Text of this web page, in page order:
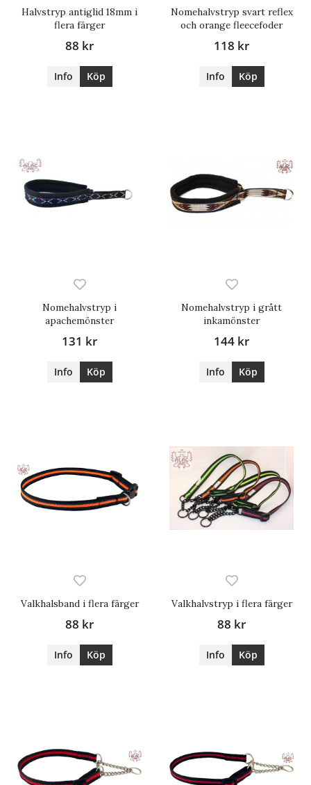
Halvstryp antiglid 18mm i
flera färger
88 kr
Info Köp
Nomehalvstryp svart reflex
och orange fleecefoder
118 kr
Info Köp
Nomehalvstryp i
apachemönster
131 kr
Info Köp
Nomehalvstryp i grått
inkamönster
144 kr
Info Köp
Valkhalsband i flera färger
88 kr
Info Köp
Valkhalvstryp i flera färger
88 kr
Info Köp